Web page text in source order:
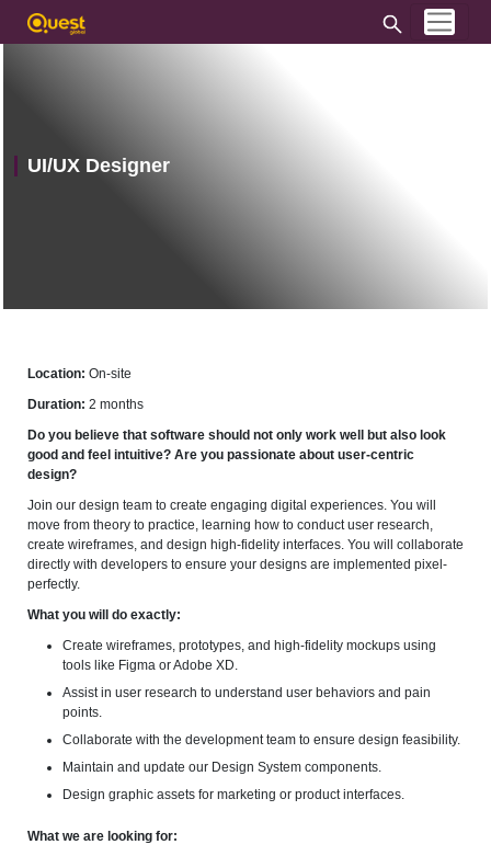
UI/UX Designer
Location: On-site
Duration: 2 months
Do you believe that software should not only work well but also look
good and feel intuitive? Are you passionate about user-centric
design?
Join our design team to create engaging digital experiences. You will
move from theory to practice, learning how to conduct user research,
create wireframes, and design high-fidelity interfaces. You will collaborate
directly with developers to ensure your designs are implemented pixel-
perfectly.
What you will do exactly:
Create wireframes, prototypes, and high-fidelity mockups using
tools like Figma or Adobe XD.
Assist in user research to understand user behaviors and pain
points.
Collaborate with the development team to ensure design feasibility.
Maintain and update our Design System components.
Design graphic assets for marketing or product interfaces.
What we are looking for: